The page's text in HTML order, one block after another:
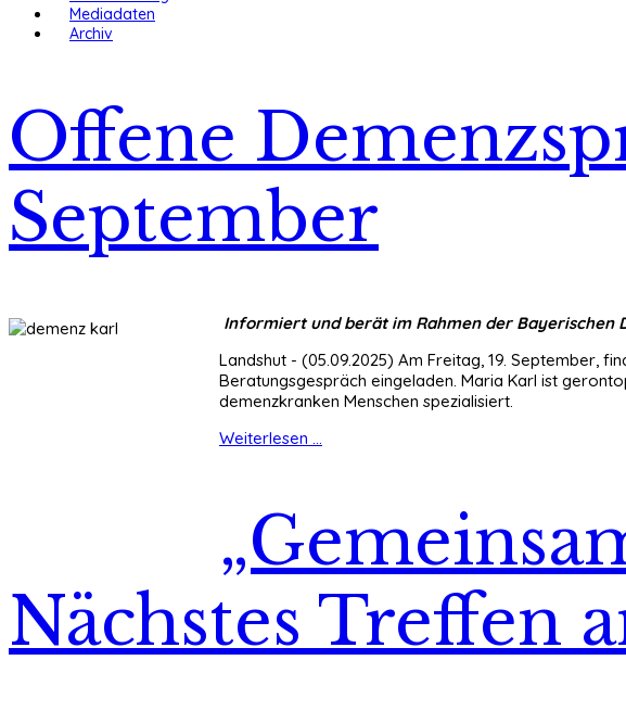
Mediadaten
Archiv
Offene
September
Informiert und berät im Rahmen der Bayerischen
Landshut - (05.09.2025) Am Freitag, 19. September,
Beratungsgespräch eingeladen. Maria Karl ist
demenzkranken Menschen spezialisiert.
Weiterlesen ...
Nächstes Treffen